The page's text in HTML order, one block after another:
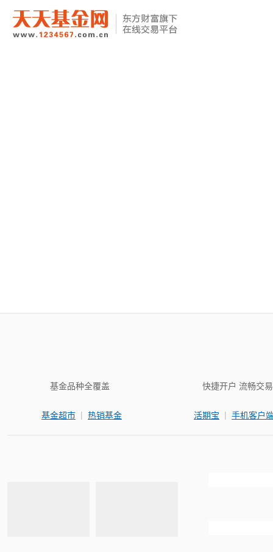
基金品种全覆盖
基金超市 | 热销基金
快捷开户 流畅交易
活期宝 | 手机客户